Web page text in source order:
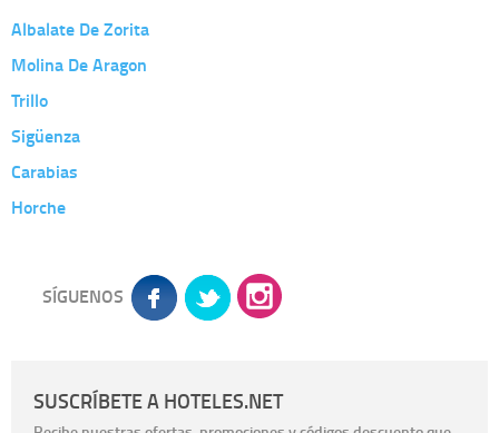
Albalate De Zorita
Molina De Aragon
Trillo
Sigüenza
Carabias
Horche
SÍGUENOS
SUSCRÍBETE A HOTELES.NET